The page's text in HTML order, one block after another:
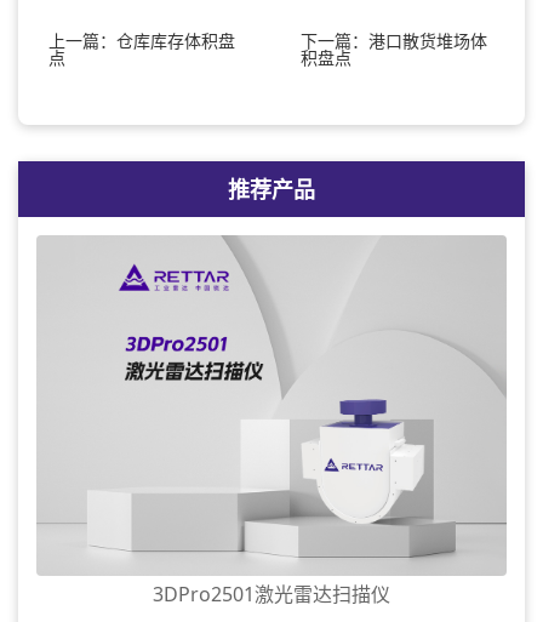
上一篇：仓库库存体积盘
点
下一篇：港口散货堆场体
积盘点
推荐产品
3DPro2501激光雷达扫描仪